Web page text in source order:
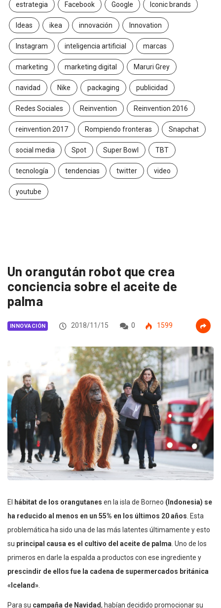
estrategia Facebook Google Iconic brands
Ideas ikea innovación Innovation
Instagram inteligencia artificial marcas
marketing marketing digital Maruri Grey
navidad Nike packaging publicidad
Redes Sociales Reinvention Reinvention 2016
reinvention 2017 Rompiendo fronteras Snapchat
social media Spot Super Bowl TBT
tecnología tendencias twitter video
youtube
Un orangután robot que crea
conciencia sobre el aceite de
palma
INNOVACIÓN 2018/11/15 0 1599
El hábitat de los orangutanes en la isla de Borneo (Indonesia) se
ha reducido al menos en un 55% en los últimos 20 años . Esta
problemática ha sido una de las más latentes últimamente y esto
su principal causa es el cultivo del aceite de palma . Uno de los
primeros en darle la espalda a productos con ese ingrediente y
prescindir de ellos fue la cadena de supermercados británica
«Iceland»
Para su campaña de Navidad, habían decidido promocionar su